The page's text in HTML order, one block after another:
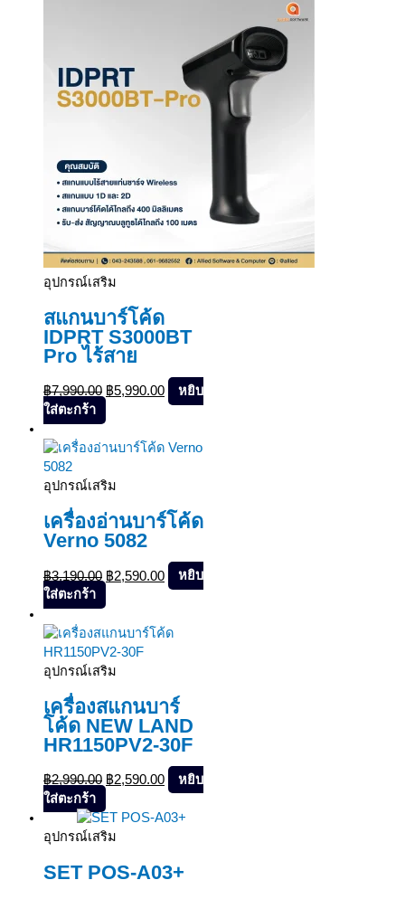
อุปกรณ์เสริม
สแกนบาร์โค้ด
IDPRT S3000BT
Pro ไร้สาย
฿7,990.00 ฿5,990.00
หยิบ
ใส่ตะกร้า
Sale!
อุปกรณ์เสริม
เครื่องอ่านบาร์โค้ด
Verno 5082
฿3,190.00 ฿2,590.00
หยิบ
ใส่ตะกร้า
Sale!
อุปกรณ์เสริม
เครื่องสแกนบาร์
โค้ด NEW LAND
HR1150PV2-30F
฿2,990.00 ฿2,590.00
หยิบ
ใส่ตะกร้า
อุปกรณ์เสริม
SET POS-A03+